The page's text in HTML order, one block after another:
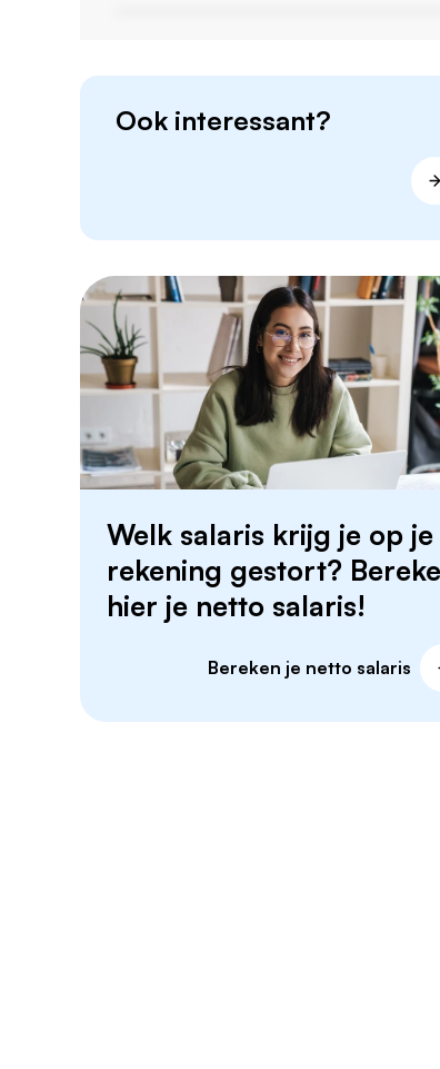
Ook interessant?
Welk salaris krijg je op je
rekening gestort?
hier je netto salaris!
Bereken je netto salaris